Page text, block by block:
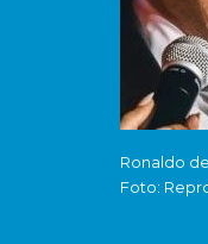
Ronaldo
Foto: